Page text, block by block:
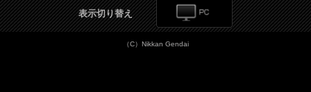
表示切り替え
（C）Nikkan Gendai